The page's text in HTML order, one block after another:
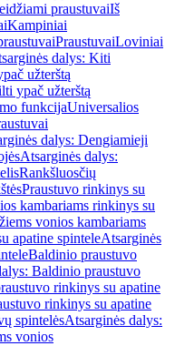
praustuvaiIš
Kampiniai
PraustuvaiLoviniai
dalys: Kiti
užterštą
ypač užterštą
funkcijaUniversalios
dalys: Dengiamieji
Atsarginės dalys:
Rankšluosčių
Praustuvo rinkinys su
kambariams rinkinys su
vonios kambariams
apatine spinteleAtsarginės
Baldinio praustuvo
Baldinio praustuvo
rinkinys su apatine
rinkinys su apatine
spintelėsAtsarginės dalys:
vonios